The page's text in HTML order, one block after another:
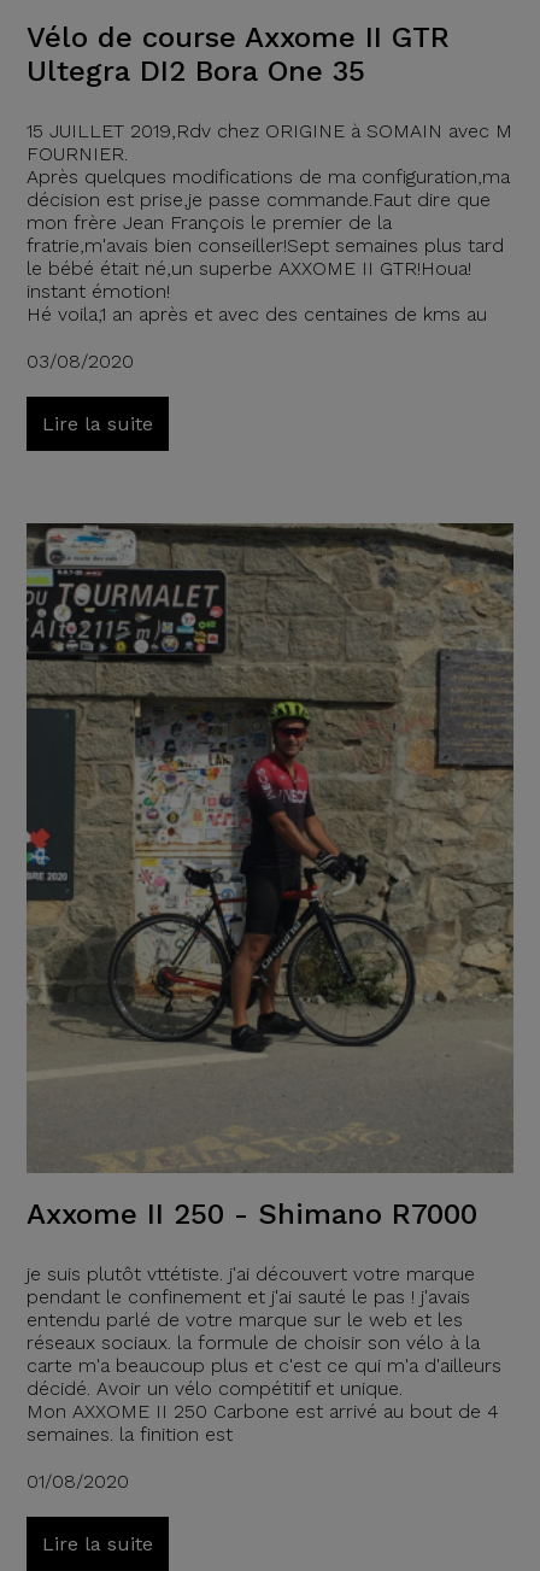
Vélo de course Axxome II GTR
Ultegra DI2 Bora One 35
15 JUILLET 2019,Rdv chez ORIGINE à SOMAIN avec M
FOURNIER.
Après quelques modifications de ma configuration,ma
décision est prise,je passe commande.Faut dire que
mon frère Jean François le premier de la
fratrie,m'avais bien conseiller!Sept semaines plus tard
le bébé était né,un superbe AXXOME II GTR!Houa!
instant émotion!
Hé voila,1 an après et avec des centaines de kms au
03/08/2020
Lire la suite
Axxome II 250 - Shimano R7000
je suis plutôt vttétiste. j'ai découvert votre marque
pendant le confinement et j'ai sauté le pas ! j'avais
entendu parlé de votre marque sur le web et les
réseaux sociaux. la formule de choisir son vélo à la
carte m'a beaucoup plus et c'est ce qui m'a d'ailleurs
décidé. Avoir un vélo compétitif et unique.
Mon AXXOME II 250 Carbone est arrivé au bout de 4
semaines. la finition est
01/08/2020
Lire la suite